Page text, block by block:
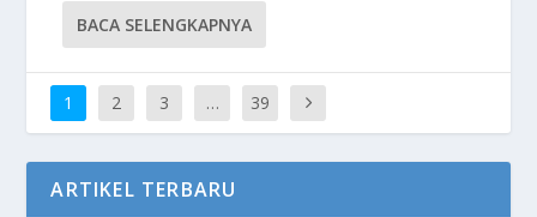
BACA SELENGKAPNYA
1 2 3 … 39
ARTIKEL TERBARU